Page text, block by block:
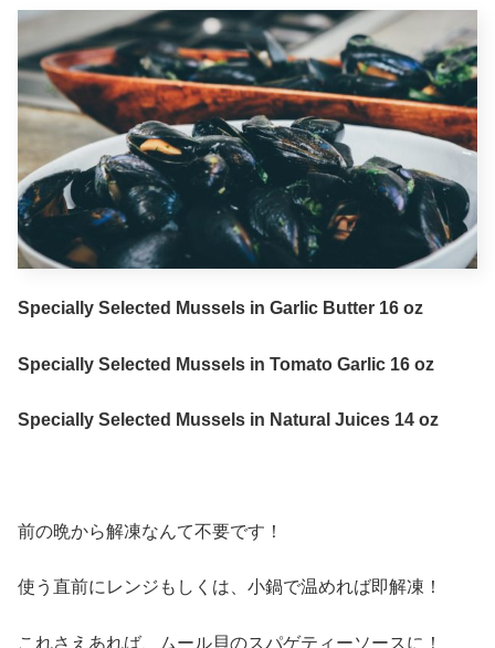
Specially Selected Mussels in Garlic Butter 16 oz
Specially Selected Mussels in Tomato Garlic 16 oz
Specially Selected Mussels in Natural Juices 14 oz
前の晩から解凍なんて不要です！
使う直前にレンジもしくは、小鍋で温めれば即解凍！
これさえあれば、ムール貝のスパゲティーソースに！